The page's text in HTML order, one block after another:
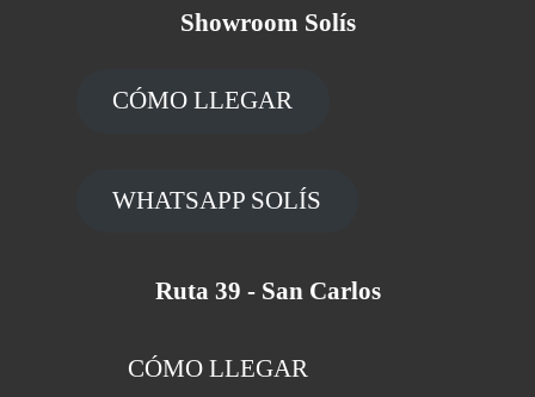
Showroom Solís
CÓMO LLEGAR
WHATSAPP SOLÍS
Ruta 39 - San Carlos
CÓMO LLEGAR